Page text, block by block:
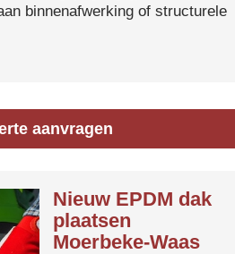
binnenafwerking of structurele
aanvragen
Nieuw EPDM dak
plaatsen
Moerbeke-Waas